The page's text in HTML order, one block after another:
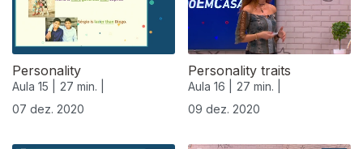
Personality
Aula 15 |
27 min. |
07 dez. 2020
Personality traits
Aula 16 |
27 min. |
09 dez. 2020